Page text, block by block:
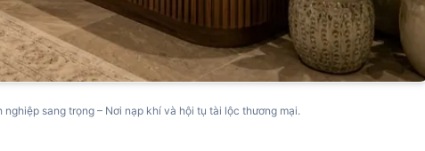
nghiệp sang trọng – Nơi nạp khí và hội tụ tài lộc thương mại.